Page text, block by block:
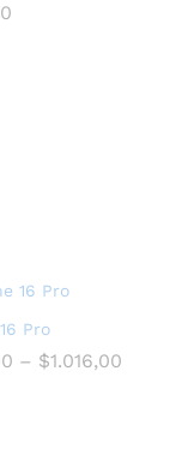
Pro
– $1.016,00